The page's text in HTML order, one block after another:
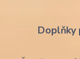
Doplňky